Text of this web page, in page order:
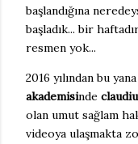
başlandığına
başladık... bir
resmen yok...
2016 yılından bu
akademisinde
olan umut sağlam
videoya ulaşmakta